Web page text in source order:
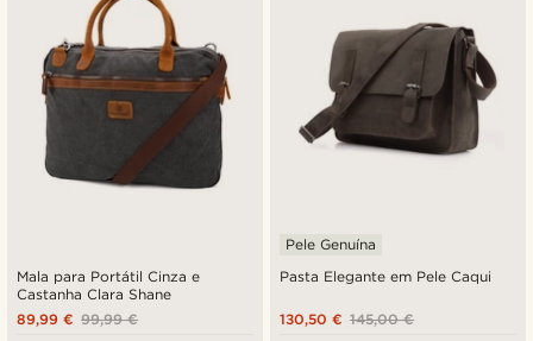
Mala para Portátil Cinza e
Castanha Clara Shane
99,99 €
89,99 €
Pasta Elegante em Pele Caqui
Pele Genuína
145,00 €
130,50 €